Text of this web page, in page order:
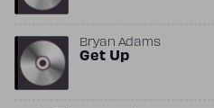
Bryan Adams
Get Up